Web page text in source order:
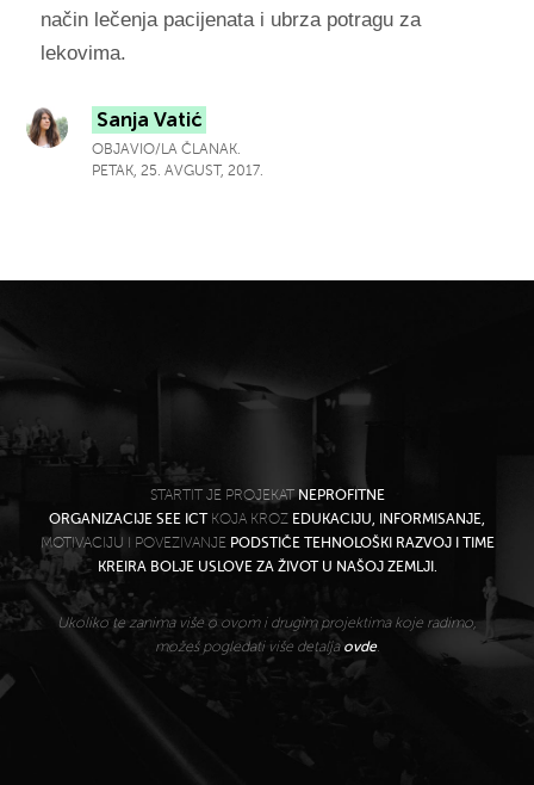
način lečenja pacijenata i ubrza potragu za
lekovima.
Sanja Vatić
OBJAVIO/LA ČLANAK.
PETAK, 25. AVGUST, 2017.
STARTIT JE PROJEKAT NEPROFITNE
ORGANIZACIJE SEE ICTKOJA KROZ EDUKACIJU, INFORMISANJE,
MOTIVACIJU I POVEZIVANJE PODSTIČE TEHNOLOŠKI RAZVOJ I TIME
KREIRA BOLJE USLOVE ZA ŽIVOT U NAŠOJ ZEMLJI.
Ukoliko te zanima više o ovom i drugim projektima koje radimo,
možeš pogledati više detalja ovde.